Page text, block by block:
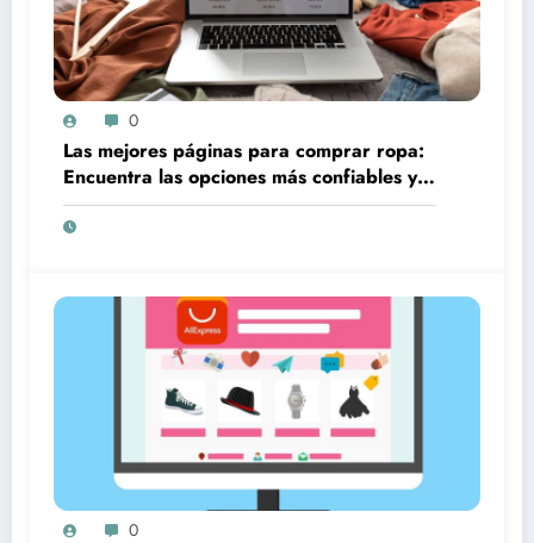
0
Las mejores páginas para comprar ropa:
Encuentra las opciones más confiables y
accesibles en línea
0